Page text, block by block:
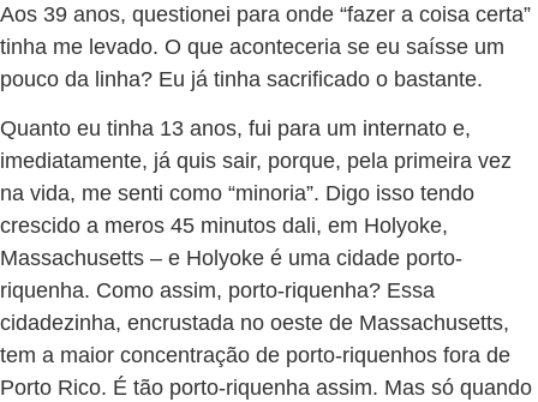
Aos 39 anos, questionei para onde “fazer a coisa certa”
tinha me levado. O que aconteceria se eu saísse um
pouco da linha? Eu já tinha sacrificado o bastante.
Quanto eu tinha 13 anos, fui para um internato e,
imediatamente, já quis sair, porque, pela primeira vez
na vida, me senti como “minoria”. Digo isso tendo
crescido a meros 45 minutos dali, em Holyoke,
Massachusetts – e Holyoke é uma cidade porto-
riquenha. Como assim, porto-riquenha? Essa
cidadezinha, encrustada no oeste de Massachusetts,
tem a maior concentração de porto-riquenhos fora de
Porto Rico. É tão porto-riquenha assim. Mas só quando